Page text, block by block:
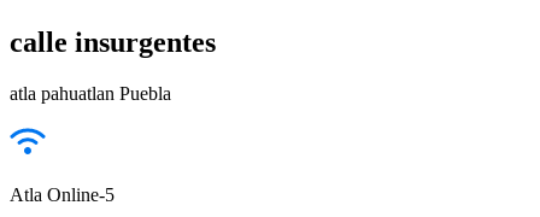
calle insurgentes
atla pahuatlan Puebla
Atla Online-5